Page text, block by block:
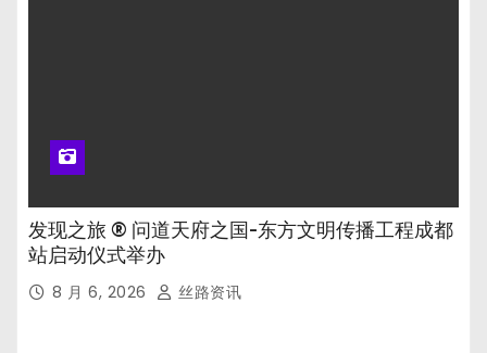
发现之旅 ® 问道天府之国-东方文明传播工程成都
站启动仪式举办
8 月 6, 2026 丝路资讯